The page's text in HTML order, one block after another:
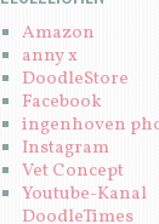
Amazon
anny x
DoodleStore
Facebook
ingenhoven
Instagram
Vet Concept
Youtube-Kanal
DoodleTimes